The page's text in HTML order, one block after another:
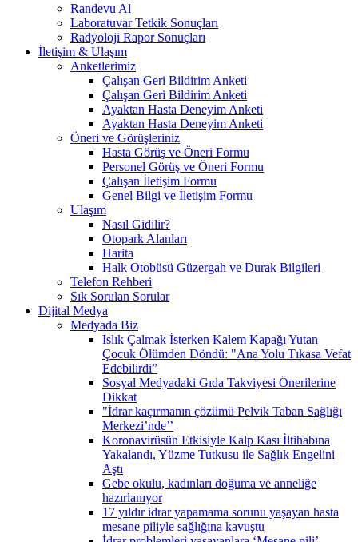
Randevu Al
Laboratuvar Tetkik Sonuçları
Radyoloji Rapor Sonuçları
İletişim & Ulaşım
Anketlerimiz
Çalışan Geri Bildirim Anketi
Çalışan Geri Bildirim Anketi
Ayaktan Hasta Deneyim Anketi
Ayaktan Hasta Deneyim Anketi
Öneri ve Görüşleriniz
Hasta Görüş ve Öneri Formu
Personel Görüş ve Öneri Formu
Çalışan İletişim Formu
Genel Bilgi ve İletişim Formu
Ulaşım
Nasıl Gidilir?
Otopark Alanları
Harita
Halk Otobüsü Güzergah ve Durak Bilgileri
Telefon Rehberi
Sık Sorulan Sorular
Dijital Medya
Medyada Biz
Islık Çalmak İsterken Kalem Kapağı Yutan
Çocuk Ölümden Döndü: "Ana Yolu Tıkasa Vefat
Edebilirdi”
Sosyal Medyadaki Gıda Takviyesi Önerilerine
Dikkat
"İdrar kaçırmanın çözümü Pelvik Taban Sağlığı
Merkezi’nde’’
Koronavirüsün Etkisiyle Kalp Kası İltihabına
Yakalandı, Yüzme Tutkusu ile Sağlık Engelini
Aştı
Gebe okulu, kadınları doğuma ve anneliğe
hazırlanıyor
17 yıldır idrar yapamama sorunu yaşayan hasta
mesane piliyle sağlığına kavuştu